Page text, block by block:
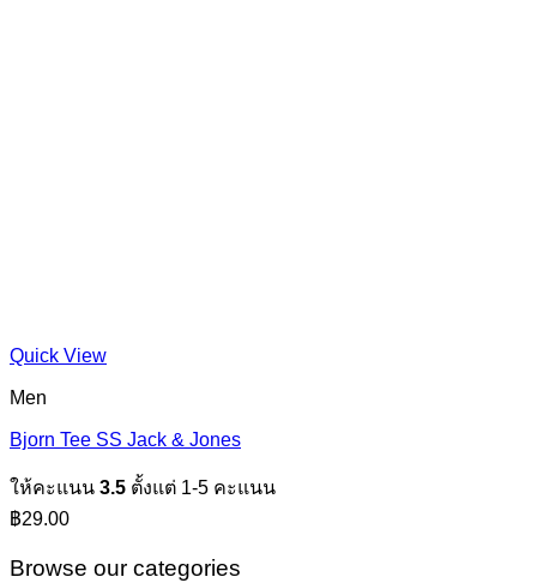
Quick View
Men
Bjorn Tee SS Jack & Jones
ให้คะแนน 3.5 ตั้งแต่ 1-5 คะแนน
฿29.00
Browse our categories